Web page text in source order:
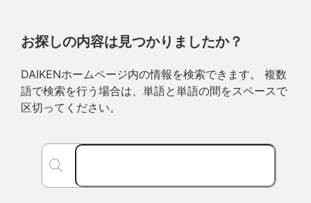
お探しの内容は見つかりましたか？
DAIKENホームページ内の情報を検索できます。 複数
語で検索を行う場合は、単語と単語の間をスペースで
区切ってください。